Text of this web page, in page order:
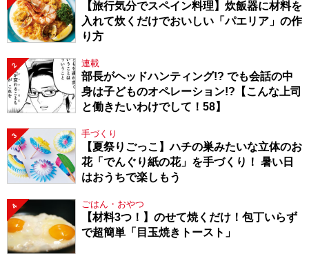
【旅行気分でスペイン料理】炊飯器に材料を
入れて炊くだけでおいしい「パエリア」の作
り方
2 連載
部長がヘッドハンティング!? でも会話の中
身は子どものオペレーション!?【こんな上司
と働きたいわけでして！58】
3 手づくり
【夏祭りごっこ】ハチの巣みたいな立体のお
花「でんぐり紙の花」を手づくり！ 暑い日
はおうちで楽しもう
4 ごはん・おやつ
【材料3つ！】のせて焼くだけ！包丁いらず
で超簡単「目玉焼きトースト」